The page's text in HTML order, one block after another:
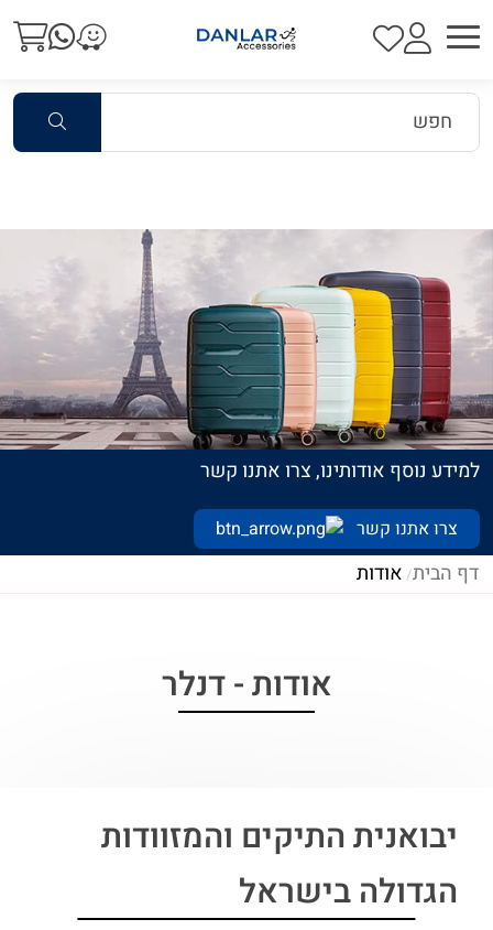
למידע נוסף אודותינו, צרו אתנו קשר
צרו אתנו קשר
דף הבית אודות
אודות - דנלר
יבואנית התיקים והמזוודות
הגדולה בישראל